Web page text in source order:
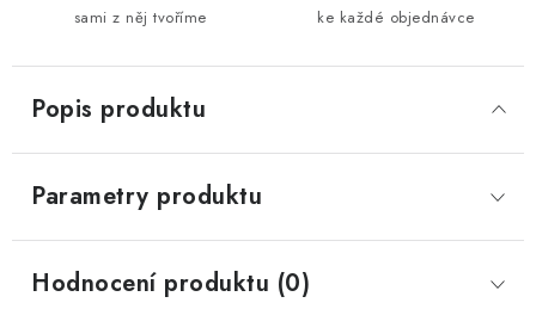
sami z něj tvoříme ke každé objednávce
Popis produktu
Parametry produktu
Hodnocení produktu (0)